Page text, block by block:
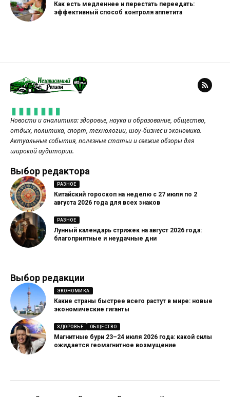
Как есть медленнее и перестать переедать:
эффективный способ контроля аппетита
Новости и аналитика: здоровье, наука и образование, общество,
отдых, политика, спорт, технологии, шоу-бизнес и экономика.
Актуальные события, полезные статьи и свежие обзоры для
широкой аудитории.
Выбор редактора
РАЗНОЕ
Китайский гороскоп на неделю с 27 июля по 2
августа 2026 года для всех знаков
РАЗНОЕ
Лунный календарь стрижек на август 2026 года:
благоприятные и неудачные дни
Выбор редакции
ЭКОНОМИКА
Какие страны быстрее всего растут в мире: новые
экономические гиганты
ЗДОРОВЬЕ ОБЩЕСТВО
Магнитные бури 23–24 июля 2026 года: какой силы
ожидается геомагнитное возмущение